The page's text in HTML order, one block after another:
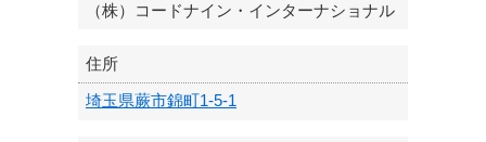
（株）コードナイン・インターナショナル
住所
埼玉県蕨市錦町1-5-1